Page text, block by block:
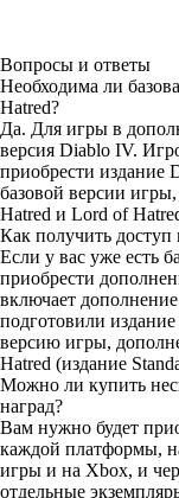
Вопросы и ответы
Необходима ли
Hatred?
Да. Для игры в
версия Diablo IV.
приобрести издание
базовой версии
Hatred и Lord of
Как получить
Если у вас уже есть
приобрести
включает
подготовили
версию игры,
Hatred (издание
Можно ли купить
наград?
Вам нужно будет
каждой платформы,
игры и на Xbox, и
отдельные